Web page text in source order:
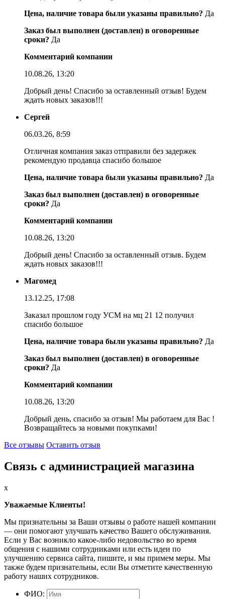
Цена, наличие товара были указаны правильно? Да
Заказ был выполнен (доставлен) в оговоренные
сроки? Да
Комментарий компании
10.08.26, 13:20
Добрый день! Спасибо за оставленный отзыв! Будем
ждать новых заказов!!!
Сергей
06.03.26, 8:59
Отличная компания заказ отправили без задержек
рекомендую продавца спасибо большое
Цена, наличие товара были указаны правильно? Да
Заказ был выполнен (доставлен) в оговоренные
сроки? Да
Комментарий компании
10.08.26, 13:20
Добрый день! Спасибо за оставленный отзыв. Будем
ждать новых заказов!!!
Магомед
13.12.25, 17:08
Заказал прошлом году УСМ на мц 21 12 получил
спасибо большое
Цена, наличие товара были указаны правильно? Да
Заказ был выполнен (доставлен) в оговоренные
сроки? Да
Комментарий компании
10.08.26, 13:20
Добрый день, спасибо за отзыв! Мы работаем для Вас !
Возвращайтесь за новыми покупками!
Все отзывы Оставить отзыв
Связь с администрацией магазина
x
Уважаемые Клиенты!
Мы признательны за Ваши отзывы о работе нашей компании
— они помогают улучшать качество Вашего обслуживания.
Если у Вас возникло какое-либо недовольство во время
общения с нашими сотрудниками или есть идеи по
улучшению сервиса сайта, пишите, и мы примем меры. Мы
также будем признательны, если Вы отметите качественную
работу наших сотрудников.
ФИО: